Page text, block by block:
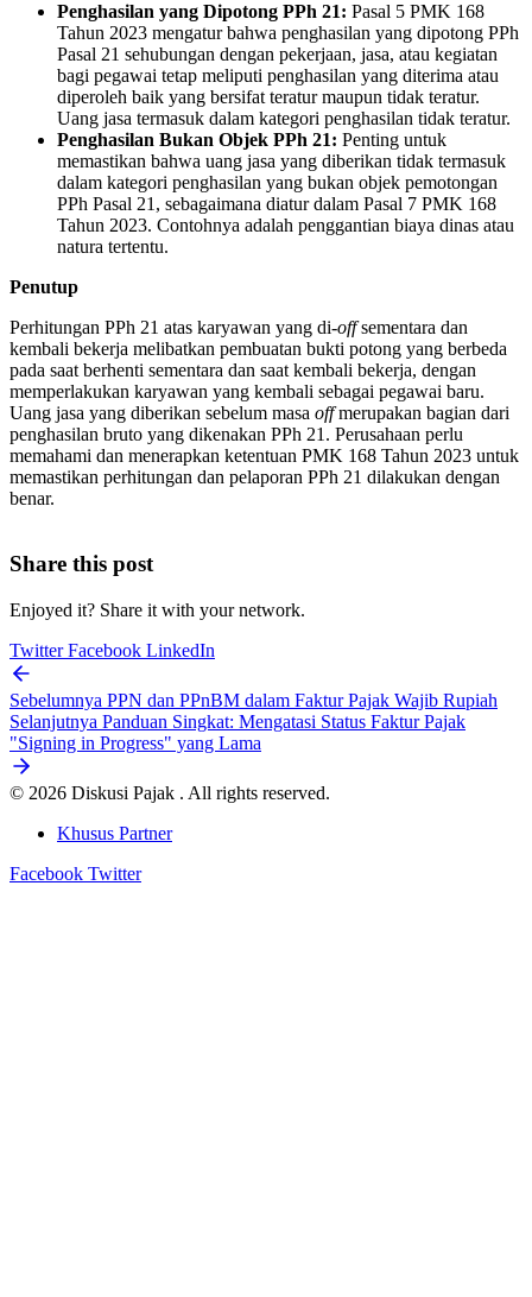
Penghasilan yang Dipotong PPh 21: Pasal 5 PMK 168
Tahun 2023 mengatur bahwa penghasilan yang dipotong PPh
Pasal 21 sehubungan dengan pekerjaan, jasa, atau kegiatan
bagi pegawai tetap meliputi penghasilan yang diterima atau
diperoleh baik yang bersifat teratur maupun tidak teratur.
Uang jasa termasuk dalam kategori penghasilan tidak teratur.
Penghasilan Bukan Objek PPh 21: Penting untuk
memastikan bahwa uang jasa yang diberikan tidak termasuk
dalam kategori penghasilan yang bukan objek pemotongan
PPh Pasal 21, sebagaimana diatur dalam Pasal 7 PMK 168
Tahun 2023. Contohnya adalah penggantian biaya dinas atau
natura tertentu.
Penutup
Perhitungan PPh 21 atas karyawan yang di-offsementara dan
kembali bekerja melibatkan pembuatan bukti potong yang berbeda
pada saat berhenti sementara dan saat kembali bekerja, dengan
memperlakukan karyawan yang kembali sebagai pegawai baru.
Uang jasa yang diberikan sebelum masa offmerupakan bagian dari
penghasilan bruto yang dikenakan PPh 21. Perusahaan perlu
memahami dan menerapkan ketentuan PMK 168 Tahun 2023 untuk
memastikan perhitungan dan pelaporan PPh 21 dilakukan dengan
benar.
Share this post
Enjoyed it? Share it with your network.
TwitterFacebook LinkedIn
Sebelumnya PPN dan PPnBM dalam Faktur Pajak Wajib Rupiah
Selanjutnya Panduan Singkat: Mengatasi Status Faktur Pajak
"Signing in Progress" yang Lama
© 2026 Diskusi Pajak . All rights reserved.
Khusus Partner
Facebook Twitter